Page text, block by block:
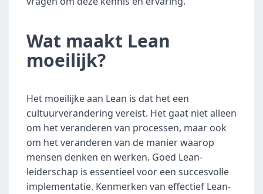
Wat maakt Lean
moeilijk?
Het moeilijke aan Lean is dat het een
cultuurverandering vereist. Het gaat niet alleen
om het veranderen van processen, maar ook
om het veranderen van de manier waarop
mensen denken en werken. Goed Lean-
leiderschap is essentieel voor een succesvolle
implementatie. Kenmerken van effectief Lean-